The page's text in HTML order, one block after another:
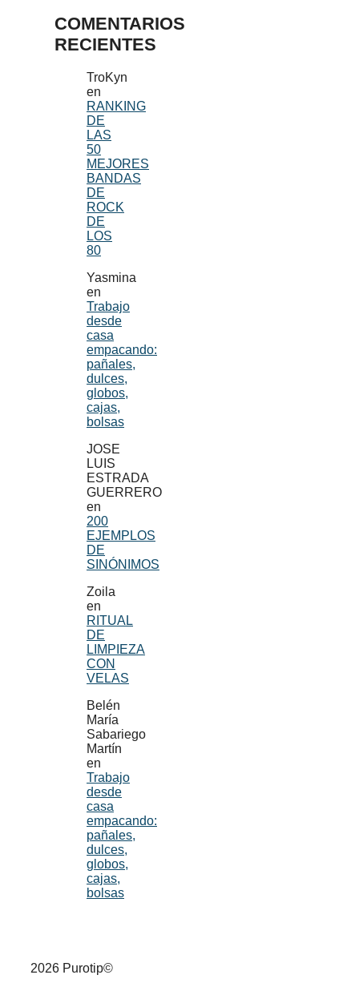
COMENTARIOS
RECIENTES
TroKyn
en
RANKING
DE
LAS
50
MEJORES
BANDAS
DE
ROCK
DE
LOS
80
Yasmina
en
Trabajo
desde
casa
empacando:
pañales,
dulces,
globos,
cajas,
bolsas
JOSE
LUIS
ESTRADA
GUERRERO
en
200
EJEMPLOS
DE
SINÓNIMOS
Zoila
en
RITUAL
DE
LIMPIEZA
CON
VELAS
Belén
María
Sabariego
Martín
en
Trabajo
desde
casa
empacando:
pañales,
dulces,
globos,
cajas,
bolsas
2026 Purotip©